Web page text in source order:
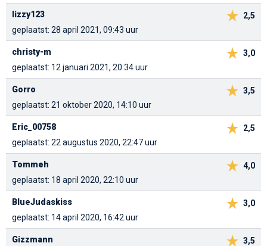
2,5
lizzy123
geplaatst: 28 april 2021, 09:43 uur
3,0
christy-m
geplaatst: 12 januari 2021, 20:34 uur
3,5
Gorro
geplaatst: 21 oktober 2020, 14:10 uur
2,5
Eric_00758
geplaatst: 22 augustus 2020, 22:47 uur
4,0
Tommeh
geplaatst: 18 april 2020, 22:10 uur
3,0
BlueJudaskiss
geplaatst: 14 april 2020, 16:42 uur
3,5
Gizzmann